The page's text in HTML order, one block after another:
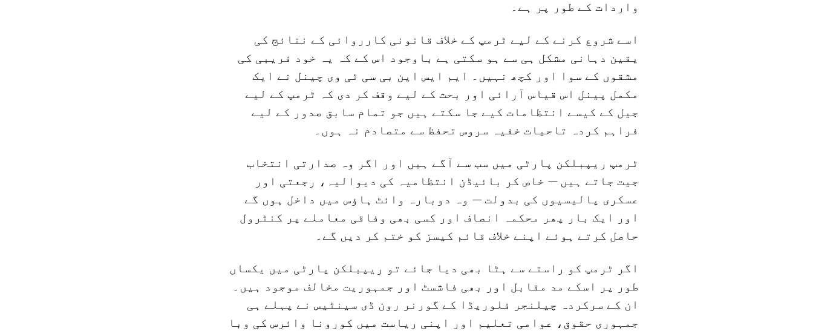
واردات کے طور پر ہے۔
اسے شروع کرنے کے لیے ٹرمپ کے خلاف قانونی کارروائی کے نتائج کی
یقین دہانی مشکل ہی سے ہو سکتی ہے باوجود اس کے کہ یہ خود فریبی کی
مشقوں کے سوا اور کچھ نہیں۔ ایم ایس این بی سی ٹی وی چینل نے ایک
مکمل پینل اس قیاس آرائی اور بحث کے لیے وقف کر دی کہ ٹرمپ کے لیے
جیل کے کیسے انتظامات کیے جا سکتے ہیں جو تمام سابق صدور کے لیے
فراہم کردہ تاحیات خفیہ سروس تحفظ سے متصادم نہ ہوں۔
ٹرمپ ریپبلکن پارٹی میں سب سے آگے ہیں اور اگر وہ صدارتی انتخاب
جیت جاتے ہیں — خاص کر بائیڈن انتظامیہ کی دیوالیہ، رجعتی اور
عسکری پالیسیوں کی بدولت — وہ دوبارہ وائٹ ہاؤس میں داخل ہوں گے
اور ایک بار پھر محکمہ انصاف اور کسی بھی وفاقی معاملے پر کنٹرول
حاصل کرتے ہوئے اپنے خلاف قائم کیسز کو ختم کر دیں گے۔
اگر ٹرمپ کو راستے سے ہٹا بھی دیا جائے تو ریپبلکن پارٹی میں یکساں
طور پر اسکے مد مقابل اور بھی فاشسٹ اور جمہوریت مخالف موجود ہیں۔
ان کے سرکردہ چیلنجر فلوریڈا کے گورنر رون ڈی سینٹیس نے پہلے ہی
جمہوری حقوق، عوامی تعلیم اور اپنی ریاست میں کورونا وائرس کی وبا